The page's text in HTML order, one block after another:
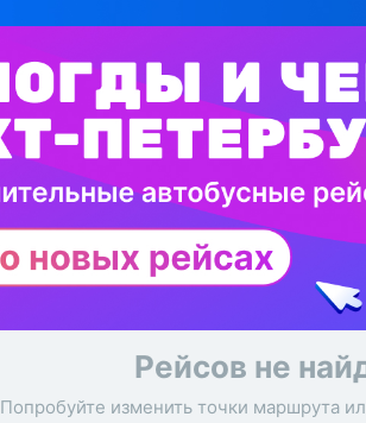
Рейсов не
Попробуйте изменить точки маршрута